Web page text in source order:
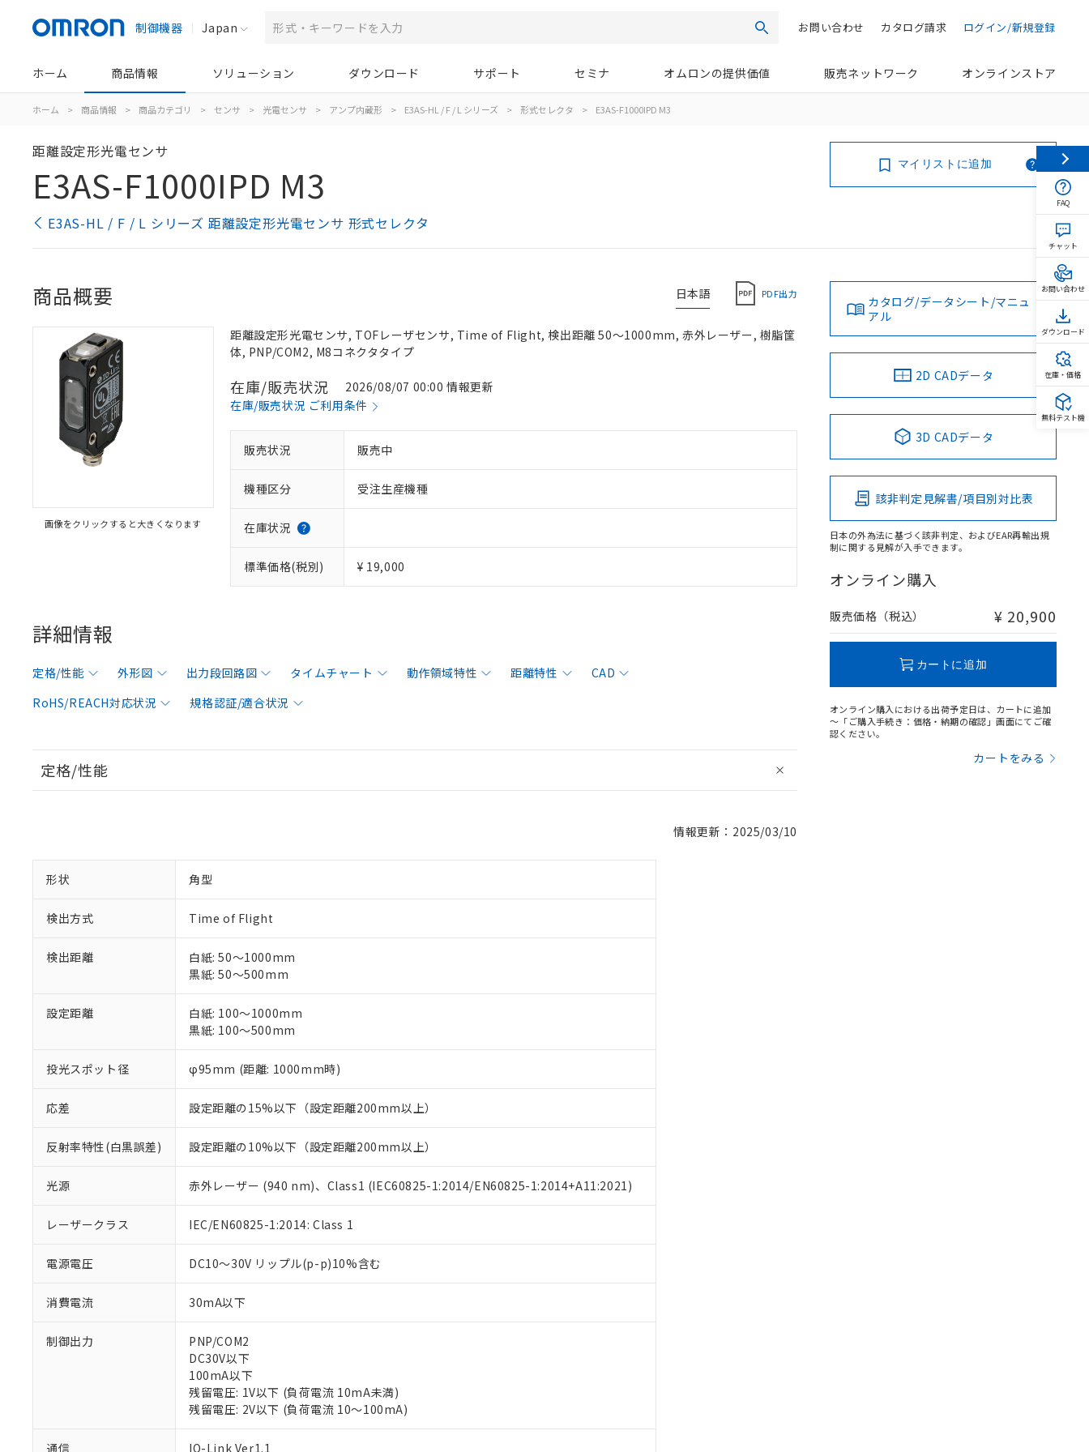
制御機器 Japan 検索 ログイン/新規登録
カタログ請求
お問い合わせ
ホーム 商品情報 ソリューション ダウンロード サポート セミナ オムロンの提供価値 販売ネットワーク オンラインストア
ホーム > 商品情報 > 商品カテゴリ > センサ > 光電センサ > アンプ内蔵形 > E3AS-HL / F / L シリーズ > 形式セレクタ > E3AS-F1000IPD M3
距離設定形光電センサ
E3AS-F1000IPD M3
E3AS-HL / F / L シリーズ 距離設定形光電センサ 形式セレクタ
マイリストに追加
日本語 PDF出力
商品概要
画像をクリックすると大きくなります
距離設定形光電センサ, TOFレーザセンサ, Time of Flight, 検出距離 50～1000mm, 赤外レーザー, 樹脂筐
体, PNP/COM2, M8コネクタタイプ
在庫/販売状況
2026/08/07 00:00 情報更新
在庫/販売状況 ご利用条件
販売状況 販売中
機種区分 受注生産機種
在庫状況
標準価格(税別) ¥ 19,000
詳細情報
定格/性能 外形図 出力段回路図 タイムチャート 動作領域特性 距離特性
CAD
RoHS/REACH対応状況
規格認証/適合状況
定格/性能
情報更新：2025/03/10
形状 角型
検出方式 Time of Flight
検出距離
白紙: 50～1000mm
黒紙: 50～500mm
設定距離
白紙: 100～1000mm
黒紙: 100～500mm
投光スポット径 φ95mm (距離: 1000mm時)
応差 設定距離の15%以下（設定距離200mm以上）
反射率特性(白黒誤差) 設定距離の10%以下（設定距離200mm以上）
光源 赤外レーザー (940 nm)、Class1 (IEC60825-1:2014/EN60825-1:2014+A11:2021)
レーザークラス IEC/EN60825-1:2014: Class 1
電源電圧 DC10～30V リップル(p-p)10%含む
消費電流 30mA以下
制御出力
PNP/COM2
DC30V以下
100mA以下
残留電圧: 1V以下 (負荷電流 10mA未満)
残留電圧: 2V以下 (負荷電流 10～100mA)
通信
IO-Link Ver1.1
カタログ/データシート/マニュ
アル
2D CADデータ
3D CADデータ
該非判定見解書/項目別対比表
日本の外為法に基づく該非判定、およびEAR再輸出規
制に関する見解が入手できます。
オンライン購入
販売価格（税込） ¥ 20,900
カートに追加
オンライン購入における出荷予定日は、カートに追加
～「ご購入手続き：価格・納期の確認」画面にてご確
認ください。
カートをみる
※1 対応状況
FAQ
チャット
お問い合わせ
ダウンロード
在庫・価格
無料テスト機